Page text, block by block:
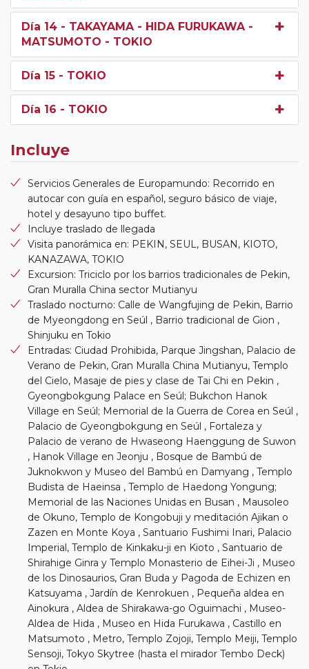
Día 14 - TAKAYAMA - HIDA FURUKAWA -
MATSUMOTO - TOKIO
Día 15 - TOKIO
Día 16 - TOKIO
Incluye
Servicios Generales de Europamundo: Recorrido en
autocar con guía en español, seguro básico de viaje,
hotel y desayuno tipo buffet.
Incluye traslado de llegada
Visita panorámica en: PEKIN, SEUL, BUSAN, KIOTO,
KANAZAWA, TOKIO
Excursion: Triciclo por los barrios tradicionales de Pekin,
Gran Muralla China sector Mutianyu
Traslado nocturno: Calle de Wangfujing de Pekin, Barrio
de Myeongdong en Seúl , Barrio tradicional de Gion ,
Shinjuku en Tokio
Entradas: Ciudad Prohibida, Parque Jingshan, Palacio de
Verano de Pekin, Gran Muralla China Mutianyu, Templo
del Cielo, Masaje de pies y clase de Tai Chi en Pekin ,
Gyeongbokgung Palace en Seúl; Bukchon Hanok
Village en Seúl; Memorial de la Guerra de Corea en Seúl ,
Palacio de Gyeongbokgung en Seúl , Fortaleza y
Palacio de verano de Hwaseong Haenggung de Suwon
, Hanok Village en Jeonju , Bosque de Bambú de
Juknokwon y Museo del Bambú en Damyang , Templo
Budista de Haeinsa , Templo de Haedong Yongung;
Memorial de las Naciones Unidas en Busan , Mausoleo
de Okuno, Templo de Kongobuji y meditación Ajikan o
Zazen en Monte Koya , Santuario Fushimi Inari, Palacio
Imperial, Templo de Kinkaku-ji en Kioto , Santuario de
Shirahige Ginra y Templo Monasterio de Eihei-Ji , Museo
de los Dinosaurios, Gran Buda y Pagoda de Echizen en
Katsuyama , Jardín de Kenrokuen , Pequeña aldea en
Ainokura , Aldea de Shirakawa-go Oguimachi , Museo-
Aldea de Hida , Museo en Hida Furukawa , Castillo en
Matsumoto , Metro, Templo Zojoji, Templo Meiji, Templo
Sensoji, Tokyo Skytree (hasta el mirador Tembo Deck)